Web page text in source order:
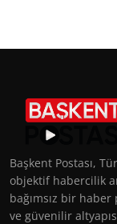
Başkent Postası,
objektif habercilik
bağımsız bir
ve güvenilir